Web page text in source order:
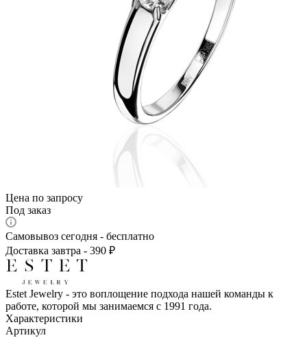
Цена по запросу
Под заказ
Самовывоз сегодня - бесплатно
Доставка завтра - 390 ₽
Estet Jewelry - это воплощение подхода нашей команды к
работе, которой мы занимаемся с 1991 года.
Характеристики
Артикул